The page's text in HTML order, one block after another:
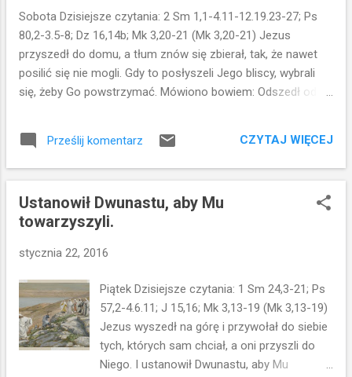
gdzież byłoby powonienie? Lecz Bóg, tak jak chciał, stworzył
[różne] członki umieszczając każdy z nich w ciele. Gdyby
całoś...
Sobota Dzisiejsze czytania: 2 Sm 1,1-4.11-12.19.23-27; Ps
80,2-3.5-8; Dz 16,14b; Mk 3,20-21 (Mk 3,20-21) Jezus
przyszedł do domu, a tłum znów się zbierał, tak, że nawet
posilić się nie mogli. Gdy to posłyszeli Jego bliscy, wybrali
się, żeby Go powstrzymać. Mówiono bowiem: Odszedł od
dopowiedzieć, że wraca z wyprawy misyjnej z uczniami)
najprawdopodobniej do Kafarnaum. Od razu gromadzi się
(Jezus i uczniowie) ludźmi chorymi i potrzebującymi.
Czytam: "nawet posilić się nie mogli." W tej konkretnej
fragmentach: "braćmi Jezusa".) Chcieli wywrzeć na Nim
nacisk, aby zaprzestał działalności, zaniechał misji, uspokoił
się. Może oczekiwali, że powróci do domu w Nazaret. Chcieli
przejąć nadzór nad Jezusem, ponieważ rodzina czuła się
zaniepokojon...
Prześlij komentarz CZYTAJ WIĘCEJ
Ustanowił Dwunastu, aby Mu
towarzyszyli.
stycznia 22, 2016
Piątek Dzisiejsze czytania: 1 Sm 24,3-21; Ps
57,2-4.6.11; J 15,16; Mk 3,13-19 (Mk 3,13-19)
Jezus wyszedł na górę i przywołał do siebie
tych, których sam chciał, a oni przyszli do
Niego. I ustanowił Dwunastu, aby Mu